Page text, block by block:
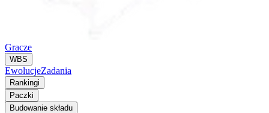
Gracze
WBS
EwolucjeZadania
Rankingi
Paczki
Budowanie składu